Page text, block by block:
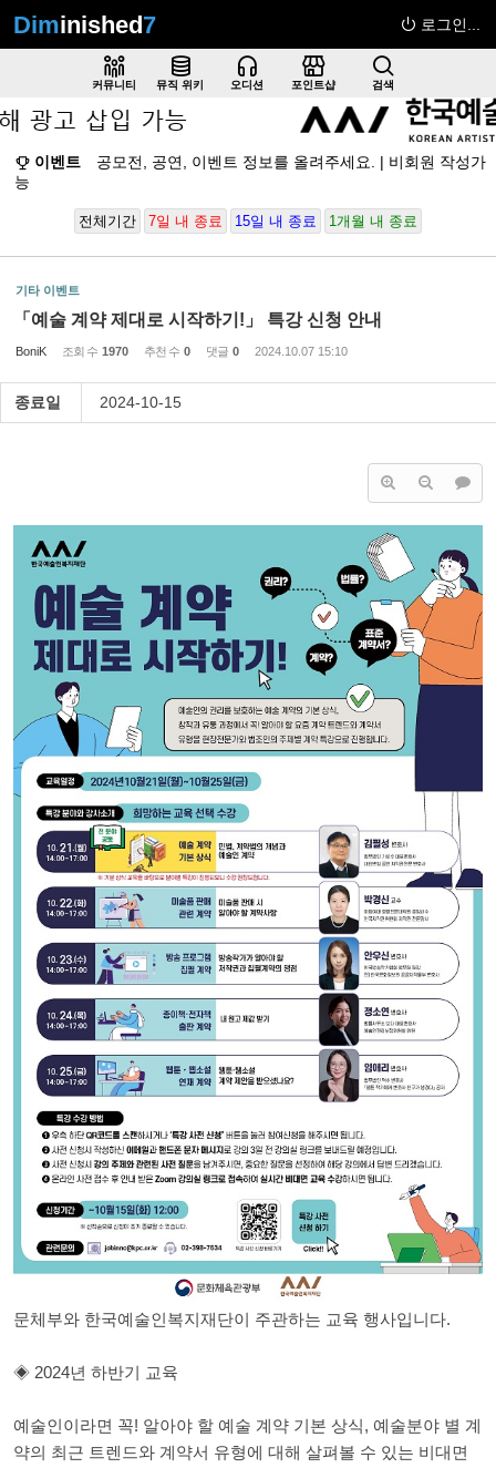
Diminished7 로그인...
커뮤니티 뮤직 위키 오디션 포인트샵 검색
이벤트
공모전, 공연, 이벤트 정보를 올려주세요. | 비회원 작성가
능
전체기간 7일 내 종료 15일 내 종료 1개월 내 종료
기타 이벤트
「예술 계약 제대로 시작하기!」 특강 신청 안내
BoniK 조회 수 1970 추천 수 0 댓글 0 2024.10.07 15:10
종료일 2024-10-15
문체부와 한국예술인복지재단이 주관하는 교육 행사입니다.
◈ 2024년 하반기 교육
예술인이라면 꼭! 알아야 할 예술 계약 기본 상식, 예술분야 별 계
약의 최근 트렌드와 계약서 유형에 대해 살펴볼 수 있는 비대면
Sketchbook5, 스케치북5
Sketchbook5, 스케치북5